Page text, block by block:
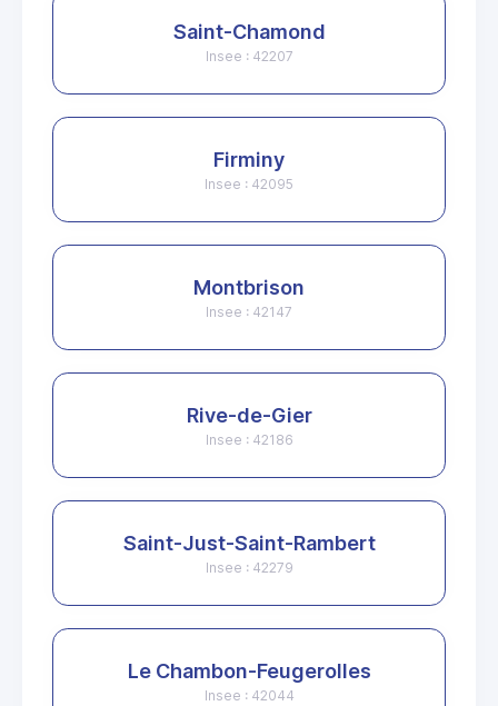
Saint-Chamond
Insee : 42207
Firminy
Insee : 42095
Montbrison
Insee : 42147
Rive-de-Gier
Insee : 42186
Saint-Just-Saint-Rambert
Insee : 42279
Le Chambon-Feugerolles
Insee : 42044